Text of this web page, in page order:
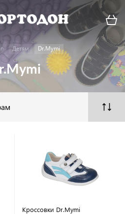
Детям Dr.Mymi
Кроссовки Dr.Mymi